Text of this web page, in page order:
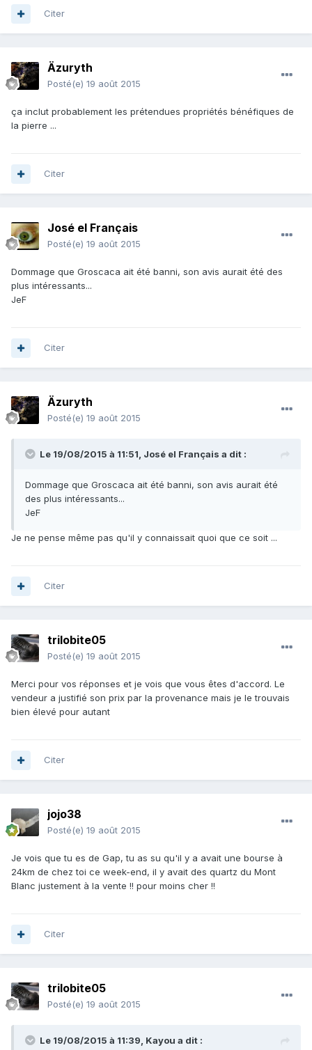
Citer
Äzuryth
Posté(e) 19 août 2015
ça inclut probablement les prétendues propriétés bénéfiques de
la pierre ...
Citer
José el Français
Posté(e) 19 août 2015
Dommage que Groscaca ait été banni, son avis aurait été des
plus intéressants...
JeF
Citer
Äzuryth
Posté(e) 19 août 2015
Le 19/08/2015 à 11:51, José el Français a dit :
Dommage que Groscaca ait été banni, son avis aurait été
des plus intéressants...
JeF
Je ne pense même pas qu'il y connaissait quoi que ce soit ...
Citer
trilobite05
Posté(e) 19 août 2015
Merci pour vos réponses et je vois que vous êtes d'accord. Le
vendeur a justifié son prix par la provenance mais je le trouvais
bien élevé pour autant
Citer
jojo38
Posté(e) 19 août 2015
Je vois que tu es de Gap, tu as su qu'il y a avait une bourse à
24km de chez toi ce week-end, il y avait des quartz du Mont
Blanc justement à la vente !! pour moins cher !!
Citer
trilobite05
Posté(e) 19 août 2015
Le 19/08/2015 à 11:39, Kayou a dit :